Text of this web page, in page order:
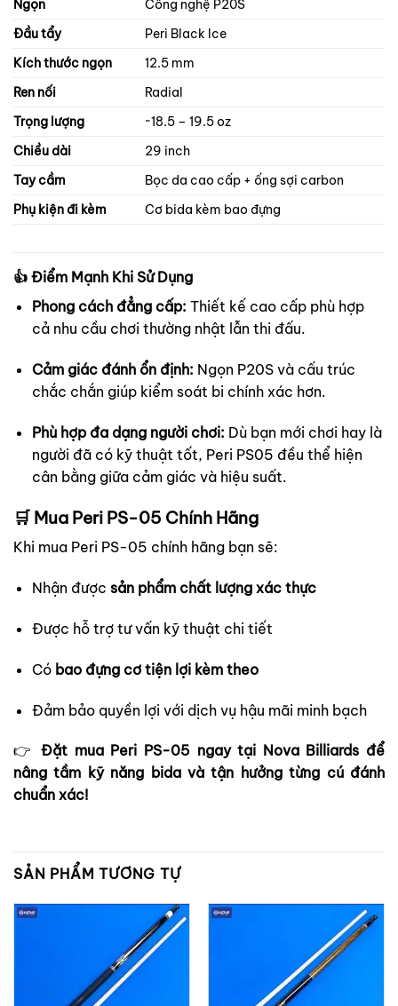
Ngọn
Công nghệ P20S
Đầu tẩy
Peri Black Ice
Kích thước ngọn
12.5 mm
Ren nối
Radial
Trọng lượng
~18.5 – 19.5 oz
Chiều dài
29 inch
Tay cầm
Bọc da cao cấp + ống sợi carbon
Phụ kiện đi kèm
Cơ bida kèm bao đựng
👍 Điểm Mạnh Khi Sử Dụng
Phong cách đẳng cấp: Thiết kế cao cấp phù hợp
cả nhu cầu chơi thường nhật lẫn thi đấu.
Cảm giác đánh ổn định: Ngọn P20S và cấu trúc
chắc chắn giúp kiểm soát bi chính xác hơn.
Phù hợp đa dạng người chơi: Dù bạn mới chơi hay là
người đã có kỹ thuật tốt, Peri PS05 đều thể hiện
cân bằng giữa cảm giác và hiệu suất.
🛒 Mua Peri PS-05 Chính Hãng
Khi mua Peri PS-05 chính hãng bạn sẽ:
Nhận được sản phẩm chất lượng xác thực
Được hỗ trợ tư vấn kỹ thuật chi tiết
Có bao đựng cơ tiện lợi kèm theo
Đảm bảo quyền lợi với dịch vụ hậu mãi minh bạch
👉Đặt mua Peri PS-05 ngay tại Nova Billiards để
nâng tầm kỹ năng bida và tận hưởng từng cú đánh
chuẩn xác!
SẢN PHẨM TƯƠNG TỰ